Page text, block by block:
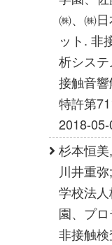
㈱、㈱
ット. 非
析シス
接触音
特許第
2018-
杉本恒美
川井重弥
学校法
園、プ
非接触